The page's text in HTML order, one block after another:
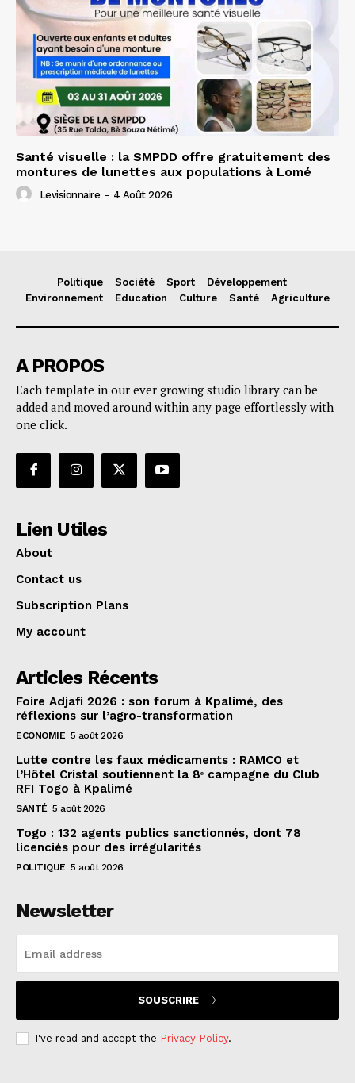
Santé visuelle : la SMPDD offre gratuitement des
montures de lunettes aux populations à Lomé
Levisionnaire - 4 Août 2026
Politique Société Sport
Développement
Environnement
Education Culture Santé Agriculture
A PROPOS
Each template in our ever growing studio library can be
added and moved around within any page effortlessly with
one click.
Lien Utiles
About
Contact us
Subscription Plans
My account
Articles Récents
Foire Adjafi 2026 : son forum à Kpalimé, des
réflexions sur l’agro-transformation
ECONOMIE 5 août 2026
Lutte contre les faux médicaments : RAMCO et
l’Hôtel Cristal soutiennent la 8ᵉ campagne du Club
RFI Togo à Kpalimé
SANTÉ 5 août 2026
Togo : 132 agents publics sanctionnés, dont 78
licenciés pour des irrégularités
POLITIQUE 5 août 2026
Newsletter
SOUSCRIRE
I've read and accept the Privacy Policy.